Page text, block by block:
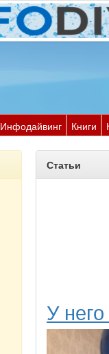
Инфодайвинг Книги
Статьи
У